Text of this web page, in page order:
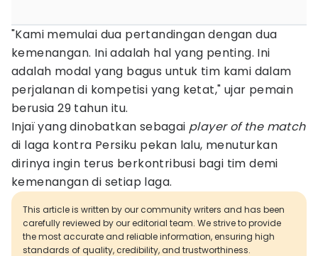
"Kami memulai dua pertandingan dengan dua
kemenangan. Ini adalah hal yang penting. Ini
adalah modal yang bagus untuk tim kami dalam
perjalanan di kompetisi yang ketat," ujar pemain
berusia 29 tahun itu.
Injaï yang dinobatkan sebagai player of the match
di laga kontra Persiku pekan lalu, menuturkan
dirinya ingin terus berkontribusi bagi tim demi
kemenangan di setiap laga.
This article is written by our community writers and has been
carefully reviewed by our editorial team. We strive to provide
the most accurate and reliable information, ensuring high
standards of quality, credibility, and trustworthiness.